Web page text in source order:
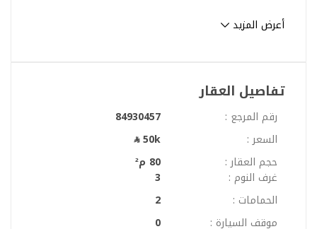
مميزات العقار:
- النوع: استوديو شقة
- السعر: 50,000 ريال سعودي سنويًا
- الغرف: استوديو
- الحمامات: 0
- المساحة: 0 متر مربع (المساحة المحددة غير متوفرة)
- مؤثثة: لا (غير مفروشة)
المرافق:
- توفير الكهرباء: استمتع بالطاقة غير المنقطعة لأنشطتك
اليومية.
- توفير المياه: الوصول إلى تدفق مستمر من المياه
أعرض المزيد
تفاصيل العقار
رقم المرجع :
84930457
السعر :
50k
حجم العقار :
80 م²
غرف النوم :
3
الحمامات :
2
موقف السيارة :
0